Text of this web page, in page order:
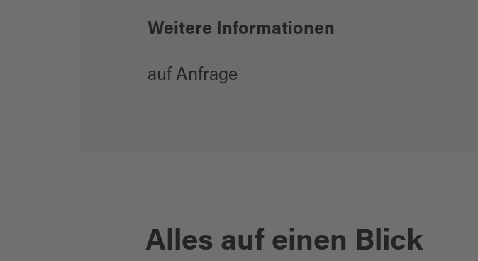
Weitere Informationen
auf Anfrage
Alles auf einen Blick